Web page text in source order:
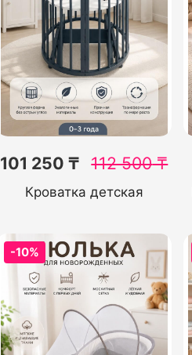
101 250 ₸ 112 500₸
Кроватка детская
-10%